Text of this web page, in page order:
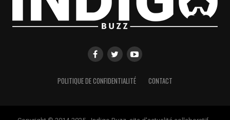
POLITIQUE DE CONFIDENTIALITÉ CONTACT